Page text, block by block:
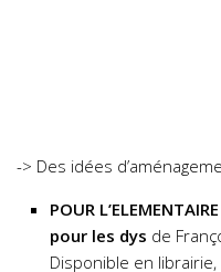
-> Des idées
POUR
pour les dys de
Disponible en